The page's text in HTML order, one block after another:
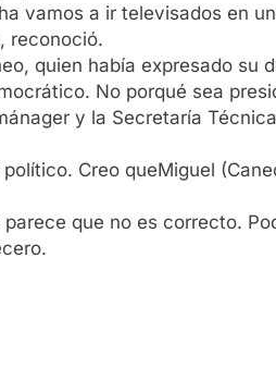
vamos a ir televisados en
reconoció.
quien había expresado su
No porqué sea
y la Secretaría
Creo queMiguel
que no es correcto.